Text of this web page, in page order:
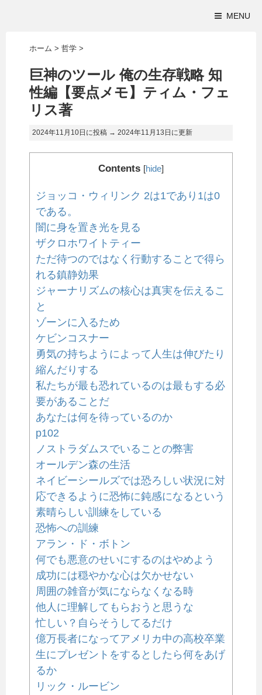
MENU
ホーム > 哲学 >
巨神のツール 俺の生存戦略 知
性編【要点メモ】ティム・フェ
リス著
2024年11月10日に投稿 → 2024年11月13日 に更新
Contents [hide]
ジョッコ・ウィリンク 2は1であり1は0
である。
闇に身を置き光を見る
ザクロホワイトティー
ただ待つのではなく行動することで得ら
れる鎮静効果
ジャーナリズムの核心は真実を伝えるこ
と
ゾーンに入るため
ケビンコスナー
勇気の持ちようによって人生は伸びたり
縮んだりする
私たちが最も恐れているのは最もする必
要があることだ
あなたは何を待っているのか
p102
ノストラダムスでいることの弊害
オールデン森の生活
ネイビーシールズでは恐ろしい状況に対
応できるように恐怖に鈍感になるという
素晴らしい訓練をしている
恐怖への訓練
アラン・ド・ボトン
何でも悪意のせいにするのはやめよう
成功には穏やかな心は欠かせない
周囲の雑音が気にならなくなる時
他人に理解してもらおうと思うな
忙しい？自らそうしてるだけ
億万長者になってアメリカ中の高校卒業
生にプレゼントをするとしたら何をあげ
るか
リック・ルービン